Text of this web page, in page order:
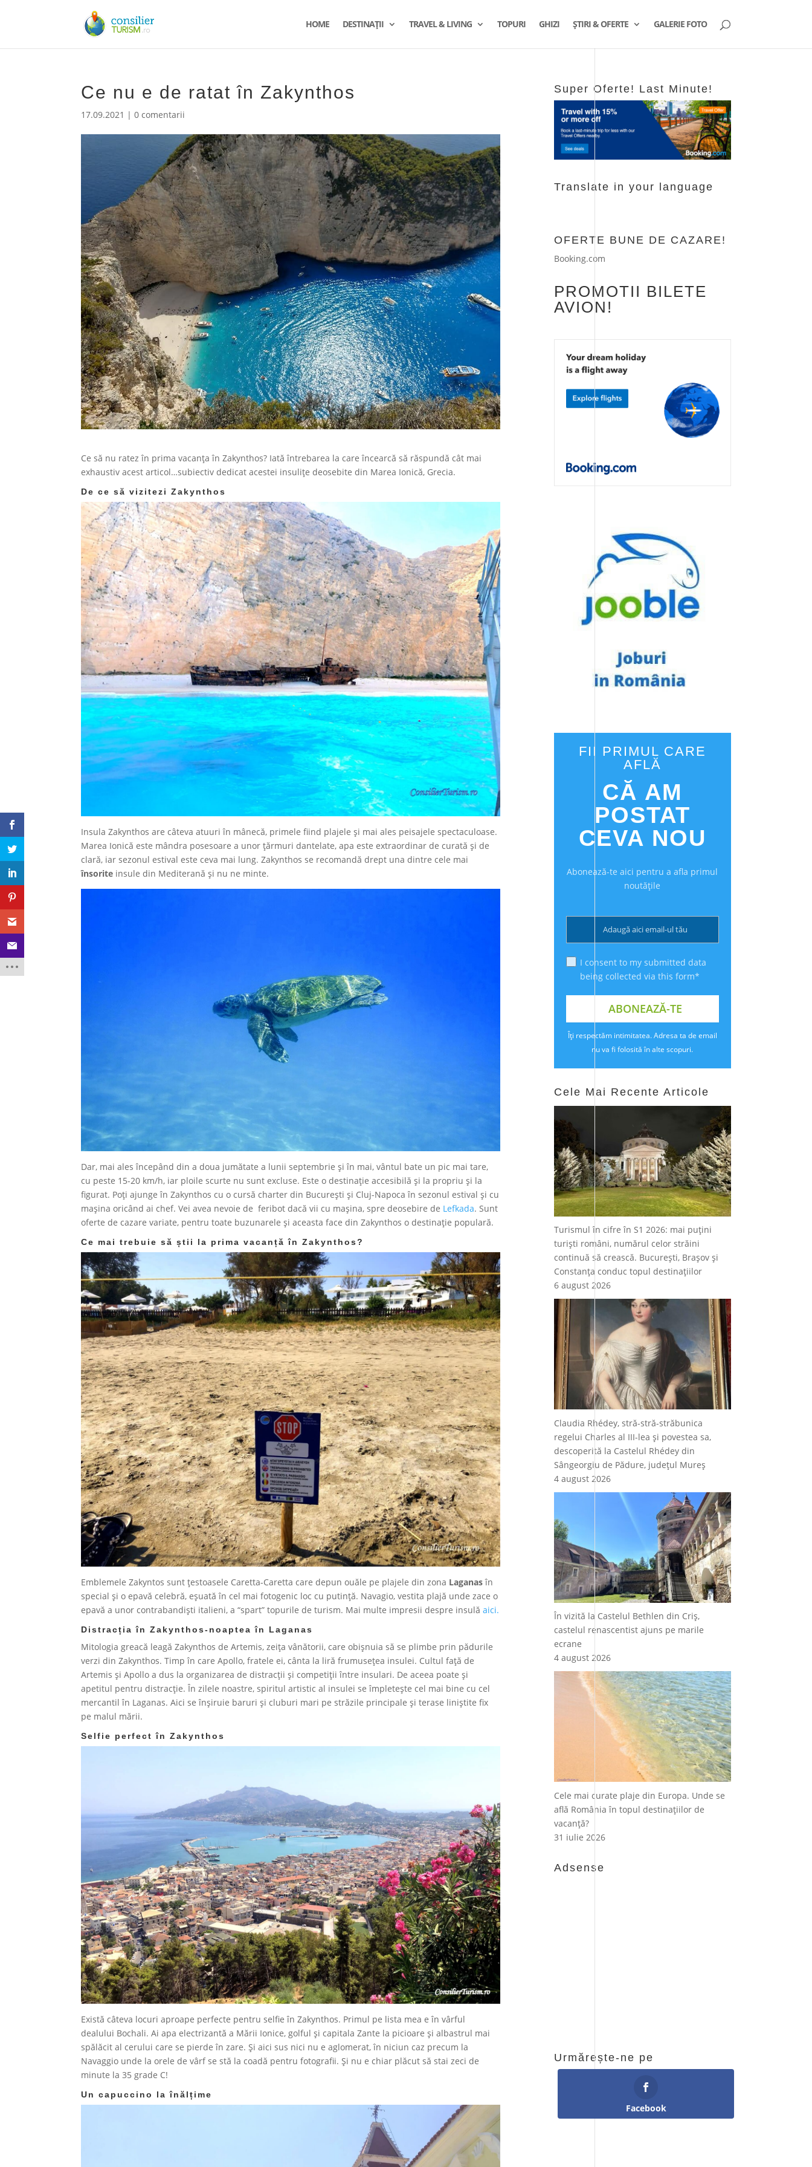
HOME DESTINAȚII TRAVEL & LIVING TOPURI GHIZI ȘTIRI & OFERTE GALERIE FOTO
Ce nu e de ratat în Zakynthos
17.09.2021 |0 comentarii
Ce să nu ratez în prima vacanța în Zakynthos? Iată întrebarea la care încearcă să răspundă cât mai
exhaustiv acest articol…subiectiv dedicat acestei insulițe deosebite din Marea Ionică, Grecia.
De ce să vizitezi Zakynthos
Insula Zakynthos are câteva atuuri în mânecă, primele fiind plajele și mai ales peisajele spectaculoase.
Marea Ionică este mândra posesoare a unor țărmuri dantelate, apa este extraordinar de curată și de
clară, iar sezonul estival este ceva mai lung. Zakynthos se recomandă drept una dintre cele mai
însorite insule din Mediterană și nu ne minte.
Dar, mai ales începând din a doua jumătate a lunii septembrie și în mai, vântul bate un pic mai tare,
cu peste 15-20 km/h, iar ploile scurte nu sunt excluse. Este o destinație accesibilă și la propriu și la
figurat. Poți ajunge în Zakynthos cu o cursă charter din București și Cluj-Napoca în sezonul estival și cu
mașina oricând ai chef. Vei avea nevoie de feribot dacă vii cu mașina, spre deosebire de Lefkada. Sunt
oferte de cazare variate, pentru toate buzunarele și aceasta face din Zakynthos o destinație populară.
Ce mai trebuie să știi la prima vacanță în Zakynthos?
Emblemele Zakyntos sunt țestoasele Caretta-Caretta care depun ouăle pe plajele din zona Laganasîn
special și o epavă celebră, eșuată în cel mai fotogenic loc cu putință. Navagio, vestita plajă unde zace o
epavă a unor contrabandiști italieni, a “spart” topurile de turism. Mai multe impresii despre insulăaici.
Distracția în Zakynthos-noaptea în Laganas
Mitologia greacă leagă Zakynthos de Artemis, zeița vânătorii, care obișnuia să se plimbe prin pădurile
verzi din Zakynthos. Timp în care Apollo, fratele ei, cânta la liră frumusețea insulei. Cultul față de
Artemis și Apollo a dus la organizarea de distracții și competiții între insulari. De aceea poate și
apetitul pentru distracție. În zilele noastre, spiritul artistic al insulei se împletește cel mai bine cu cel
mercantil în Laganas. Aici se înșiruie baruri și cluburi mari pe străzile principale și terase liniștite fix
pe malul mării.
Selfie perfect în Zakynthos
Există câteva locuri aproape perfecte pentru selfie în Zakynthos. Primul pe lista mea e în vârful
dealului Bochali. Ai apa electrizantă a Mării Ionice, golful și capitala Zante la picioare și albastrul mai
spălăcit al cerului care se pierde în zare. Și aici sus nici nu e aglomerat, în niciun caz precum la
Navaggio unde la orele de vârf se stă la coadă pentru fotografii. Și nu e chiar plăcut să stai zeci de
minute la 35 grade C!
Un capuccino la înălțime
Super Oferte! Last Minute!
Translate in your language
OFERTE BUNE DE CAZARE!
Booking.com
PROMOTII BILETE
AVION!
FII PRIMUL CARE
AFLĂ
CĂ AM
POSTAT
CEVA NOU
Abonează-te aici pentru a afla primul
noutățile
I consent to my submitted data
being collected via this form*
Îți respectăm intimitatea. Adresa ta de email
nu va fi folosită în alte scopuri.
Cele Mai Recente Articole
Turismul în cifre în S1 2026: mai puțini
turiști români, numărul celor străini
continuă să crească. București, Brașov și
Constanța conduc topul destinațiilor
6 august 2026
Claudia Rhédey, stră-stră-străbunica
regelui Charles al III-lea și povestea sa,
descoperită la Castelul Rhédey din
Sângeorgiu de Pădure, județul Mureș
4 august 2026
În vizită la Castelul Bethlen din Criș,
castelul renascentist ajuns pe marile
ecrane
4 august 2026
Cele mai curate plaje din Europa. Unde se
află România în topul destinațiilor de
vacanță?
31 iulie 2026
Adsense
Urmărește-ne pe
Facebook